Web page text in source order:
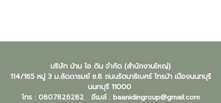
บริษัท บ้าน ไอ ดิน จำกัด (สำนักงานใหญ่)
114/165 หมู่ 3 ม.ลัดดารมย์ ซ.8 ถนนรัตนาธิเบศร์ ไทรม้า เมืองนนทบุรี
นนทบุรี 11000
โทร : 0807826282 อีเมล์ : baanidingroup@gmail.com